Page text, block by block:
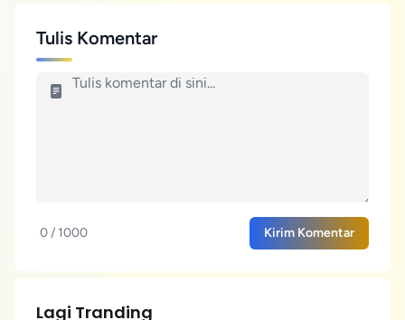
Tulis Komentar
0 / 1000 Kirim Komentar
Lagi Tranding